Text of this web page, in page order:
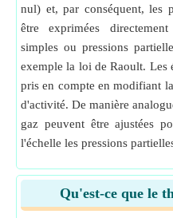
nul) et, par conséquent, les
être exprimées
simples ou pressions
exemple la loi de Raoult. Les
pris en compte en modifiant
d'activité. De manière
gaz peuvent être ajustées
l'échelle les pressions
Qu'est-ce que le